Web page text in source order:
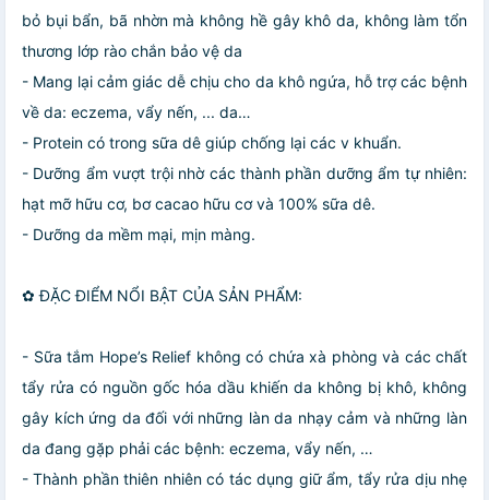
bỏ bụi bẩn, bã nhờn mà không hề gây khô da, không làm tổn
thương lớp rào chắn bảo vệ da
- Mang lại cảm giác dễ chịu cho da khô ngứa, hỗ trợ các bệnh
về da: eczema, vẩy nến, ... da…
- Protein có trong sữa dê giúp chống lại các v khuẩn.
- Dưỡng ẩm vượt trội nhờ các thành phần dưỡng ẩm tự nhiên:
hạt mỡ hữu cơ, bơ cacao hữu cơ và 100% sữa dê.
- Dưỡng da mềm mại, mịn màng.
✿ ĐẶC ĐIỂM NỔI BẬT CỦA SẢN PHẨM:
- Sữa tắm Hope’s Relief không có chứa xà phòng và các chất
tẩy rửa có nguồn gốc hóa dầu khiến da không bị khô, không
gây kích ứng da đối với những làn da nhạy cảm và những làn
da đang gặp phải các bệnh: eczema, vẩy nến, …
- Thành phần thiên nhiên có tác dụng giữ ẩm, tẩy rửa dịu nhẹ